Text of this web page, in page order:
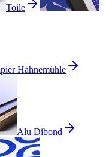
Toile
Hahnemühle
Alu Dibond